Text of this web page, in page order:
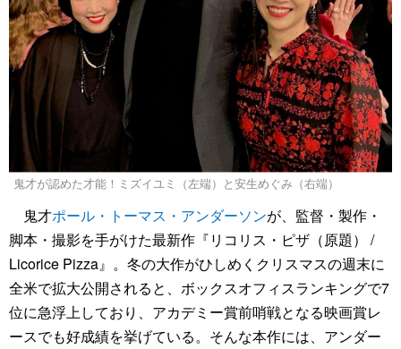
鬼才が認めた才能！ミズイユミ（左端）と安生めぐみ（右端）
鬼才ポール・トーマス・アンダーソンが、監督・製作・
脚本・撮影を手がけた最新作『リコリス・ピザ（原題） /
Licorice Pizza』。冬の大作がひしめくクリスマスの週末に
全米で拡大公開されると、ボックスオフィスランキングで7
位に急浮上しており、アカデミー賞前哨戦となる映画賞レ
ースでも好成績を挙げている。そんな本作には、アンダー